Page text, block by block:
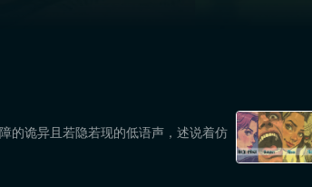
的诡异且若隐若现的低语声，述说着仿